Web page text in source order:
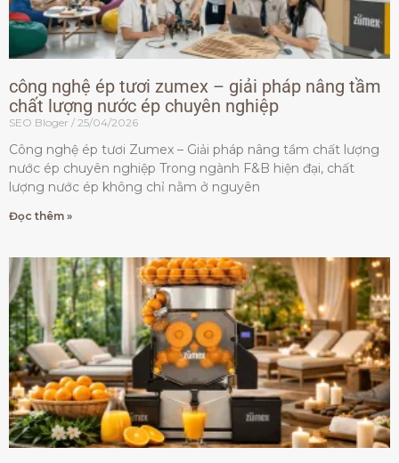
công nghệ ép tươi zumex – giải pháp nâng tầm
chất lượng nước ép chuyên nghiệp
SEO Bloger 25/04/2026
Công nghệ ép tươi Zumex – Giải pháp nâng tầm chất lượng
nước ép chuyên nghiệp Trong ngành F&B hiện đại, chất
lượng nước ép không chỉ nằm ở nguyên
Đọc thêm »